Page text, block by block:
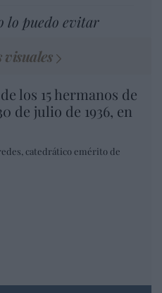
lo puedo evitar
los 15 hermanos de
de julio de 1936, en
catedrático emérito de